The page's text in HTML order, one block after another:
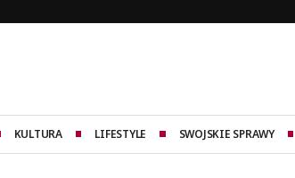
KULTURA LIFESTYLE SWOJSKIE SPRAWY